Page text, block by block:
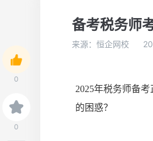
0
0
备考税务师
来源：恒企网校
2025年税务师备
的困惑？